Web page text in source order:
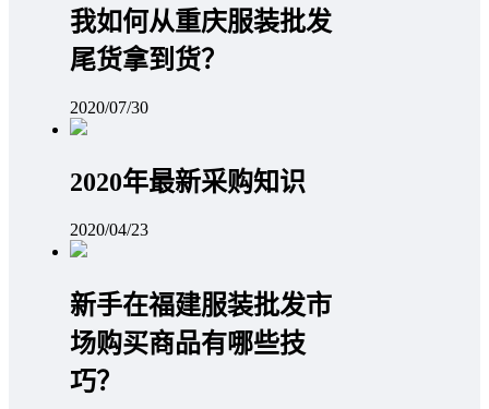
我如何从重庆服装批发
尾货拿到货？
2020/07/30
2020年最新采购知识
2020/04/23
新手在福建服装批发市
场购买商品有哪些技
巧？